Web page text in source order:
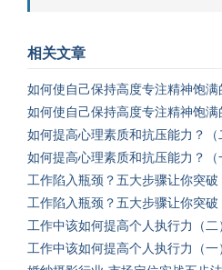
相关文章
如何使自己保持高度专注精神饱满
如何使自己保持高度专注精神饱满
如何提高心理素质和抗压能力？（
如何提高心理素质和抗压能力？（
工作陷入瓶颈？五大步骤让你突破
工作陷入瓶颈？五大步骤让你突破
工作中该如何提高个人执行力（二
工作中该如何提高个人执行力（一